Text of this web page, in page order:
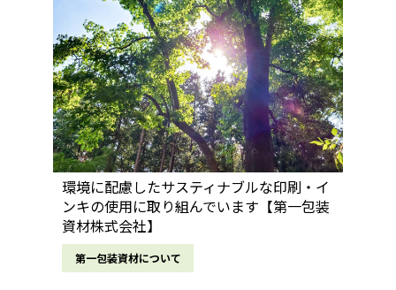
環境に配慮したサスティナブルな印刷・イ
ンキの使用に取り組んでいます【第一包装
資材株式会社】
第一包装資材について